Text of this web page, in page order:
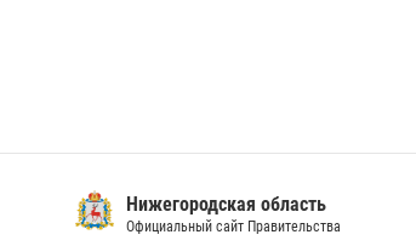
Нижегородская область
Официальный сайт Правительства